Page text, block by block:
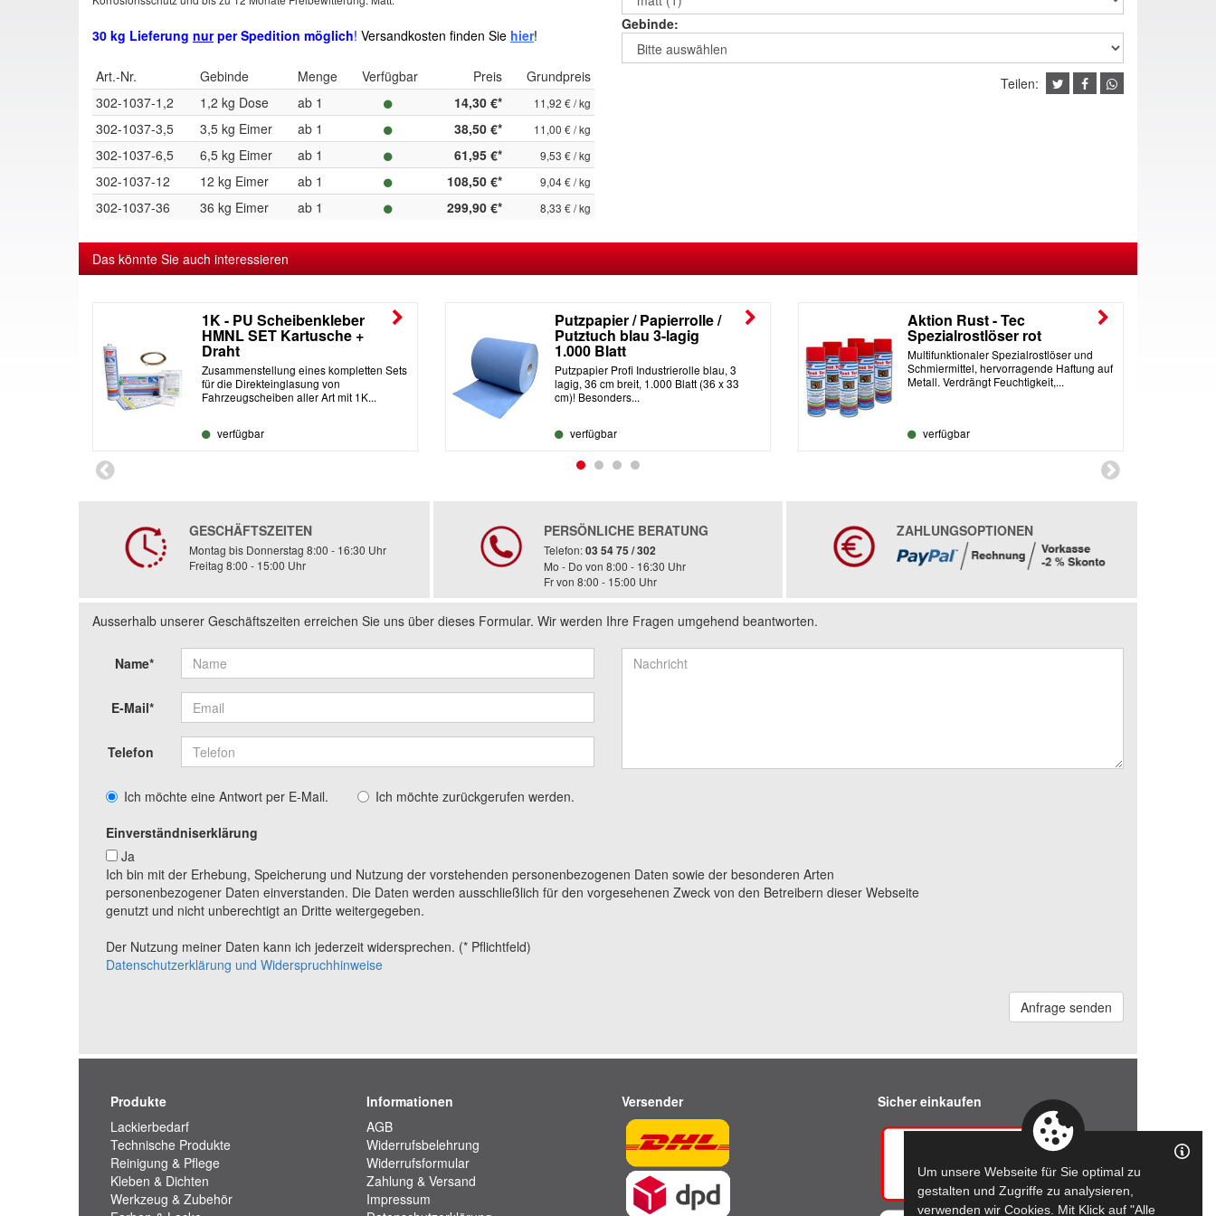
30 kg Lieferung nurper Spedition möglich! Versandkosten finden Sie hier!
Art.-Nr. Gebinde Menge Verfügbar Preis
Grundpreis
302-1037-1,2
1,2 kg Dose ab 1 14,30 €* 11,92 € / kg
302-1037-3,5 3,5 kg Eimer ab 1 38,50 €* 11,00 € / kg
302-1037-6,5 6,5 kg Eimer ab 1 61,95 €* 9,53 € / kg
302-1037-12 12 kg Eimer ab 1 108,50 €* 9,04 € / kg
302-1037-36 36 kg Eimer ab 1 299,90 €* 8,33 € / kg
Gebinde:
Teilen:
Das könnte Sie auch interessieren
1K - PU Scheibenkleber
HMNL SET Kartusche +
Draht
Zusammenstellung eines kompletten Sets
für die Direkteinglasung von
Fahrzeugscheiben aller Art mit 1K...
verfügbar
Putzpapier / Papierrolle /
Putztuch blau 3-lagig
1.000 Blatt
Putzpapier Profi Industrierolle blau, 3
lagig, 36 cm breit, 1.000 Blatt (36 x 33
cm)! Besonders...
verfügbar
Aktion Rust - Tec
Spezialrostlöser rot
Multifunktionaler Spezialrostlöser und
Schmiermittel, hervorragende Haftung auf
Metall. Verdrängt Feuchtigkeit,...
verfügbar
GESCHÄFTSZEITEN
Montag bis Donnerstag 8:00 - 16:30 Uhr
Freitag 8:00 - 15:00 Uhr
PERSÖNLICHE BERATUNG
Telefon:03 54 75 / 302
Mo - Do von 8:00 - 16:30 Uhr
Fr von 8:00 - 15:00 Uhr
ZAHLUNGSOPTIONEN
Ausserhalb unserer Geschäftszeiten erreichen Sie uns über dieses Formular. Wir werden Ihre Fragen umgehend beantworten.
Name*
E-Mail*
Telefon
Ich möchte eine Antwort per E-Mail.
Ich möchte zurückgerufen werden.
Einverständniserklärung
Ja
Ich bin mit der Erhebung, Speicherung und Nutzung der vorstehenden personenbezogenen Daten sowie der besonderen Arten
personenbezogener Daten einverstanden. Die Daten werden ausschließlich für den vorgesehenen Zweck von den Betreibern dieser Webseite
genutzt und nicht unberechtigt an Dritte weitergegeben.
Der Nutzung meiner Daten kann ich jederzeit widersprechen. (* Pflichtfeld)
Datenschutzerklärung und Widerspruchhinweise
Anfrage senden
Produkte
Lackierbedarf
Technische Produkte
Reinigung & Pflege
Kleben & Dichten
Werkzeug & Zubehör
Informationen
AGB
Widerrufsbelehrung
Widerrufsformular
Zahlung & Versand
Impressum
Versender Sicher einkaufen
Um unsere Webseite für Sie optimal zu
gestalten und Zugriffe zu analysieren,
verwenden wir Cookies. Mit Klick auf "Alle